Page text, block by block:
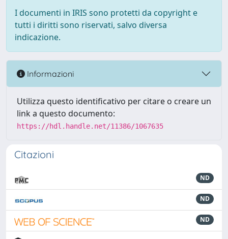
I documenti in IRIS sono protetti da copyright e
tutti i diritti sono riservati, salvo diversa
indicazione.
Informazioni
Utilizza questo identificativo per citare o creare un
link a questo documento:
https://hdl.handle.net/11386/1067635
Citazioni
ND
ND
ND